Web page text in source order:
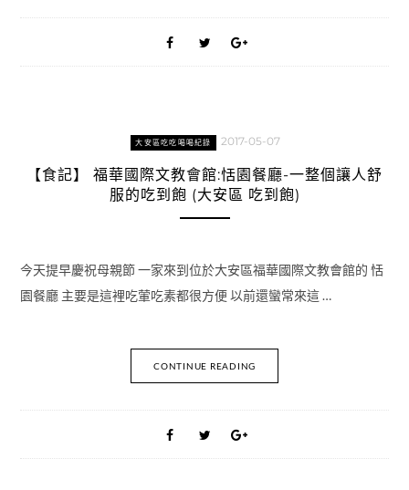
大安區吃吃喝喝紀錄 2017-05-07
【食記】 福華國際文教會館:恬園餐廳-一整個讓人舒
服的吃到飽 (大安區 吃到飽)
今天提早慶祝母親節 一家來到位於大安區福華國際文教會館的 恬
園餐廳 主要是這裡吃葷吃素都很方便 以前還蠻常來這 …
CONTINUE READING